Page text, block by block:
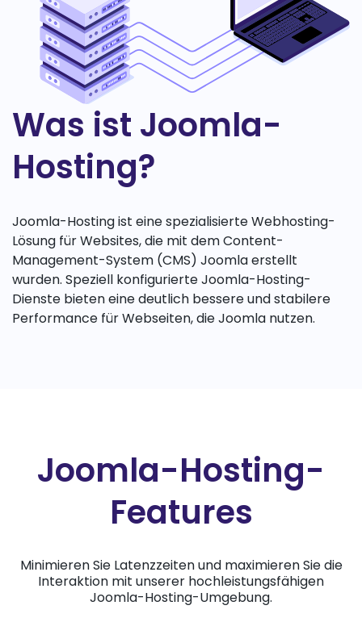
Was ist Joomla-
Hosting?
Joomla-Hosting ist eine spezialisierte Webhosting-
Lösung für Websites, die mit dem Content-
Management-System (CMS) Joomla erstellt
wurden. Speziell konfigurierte Joomla-Hosting-
Dienste bieten eine deutlich bessere und stabilere
Performance für Webseiten, die Joomla nutzen.
Joomla-Hosting-
Features
Minimieren Sie Latenzzeiten und maximieren Sie die
Interaktion mit unserer hochleistungsfähigen
Joomla-Hosting-Umgebung.